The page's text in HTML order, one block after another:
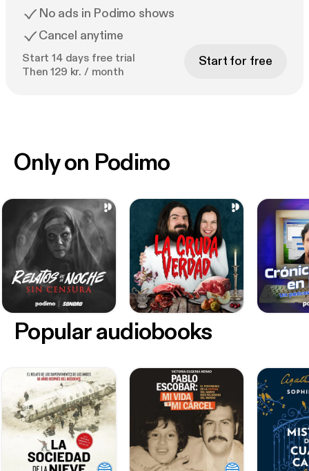
No ads in Podimo shows
Cancel anytime
Start 14 days free trial
Then 129 kr. / month
Start for free
Only on Podimo
Popular audiobooks